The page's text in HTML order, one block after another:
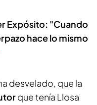
Expósito: "Cuando
hace lo mismo
desvelado, que la
que tenía Llosa